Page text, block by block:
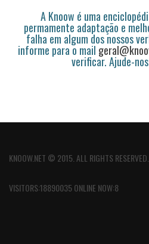
A Knoow é uma
permamente adaptação e
falha em algum dos nossos
informe para o mail
verificar. Ajude-
KNOOW.NET © 2015. ALL RIGHTS
VISITORS:18890035 ONLINE NOW:8